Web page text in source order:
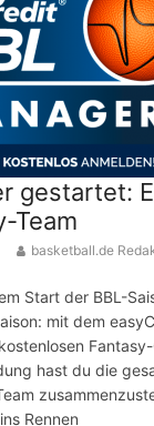
gestartet:
Team
basketball.de
Start der BBL-
mit dem
hast du die
Rennen